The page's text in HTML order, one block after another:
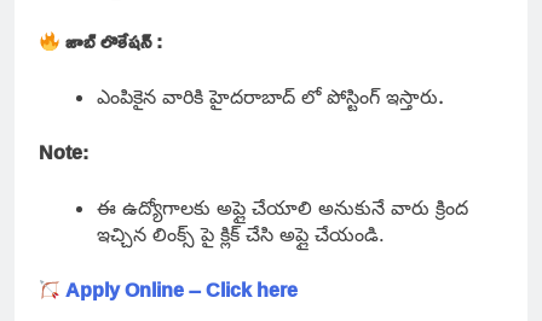
జాబ్ లొకేషన్ :
ఎంపికైన వారికి హైదరాబాద్ లో పోస్టింగ్ ఇస్తారు.
Note:
ఈ ఉద్యోగాలకు అప్లై చేయాలి అనుకునే వారు క్రింద
ఇచ్చిన లింక్స్ పై క్లిక్ చేసి అప్లై చేయండి.
Apply Online – Click here